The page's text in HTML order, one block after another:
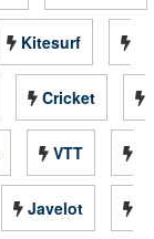
Kitesurf
Cricket
VTT
Javelot